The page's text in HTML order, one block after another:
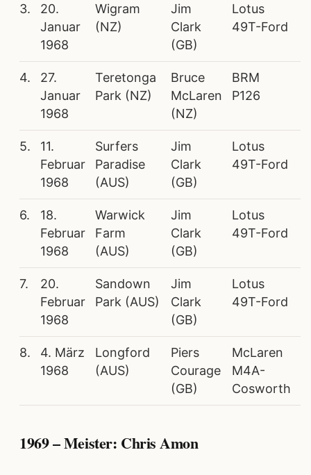
3.
20.
Januar
1968
Wigram
(NZ)
Jim
Clark
(GB)
Lotus
49T-Ford
4.
27.
Januar
1968
Teretonga
Park (NZ)
Bruce
McLaren
(NZ)
BRM
P126
5.
11.
Februar
1968
Surfers
Paradise
(AUS)
Jim
Clark
(GB)
Lotus
49T-Ford
6.
18.
Februar
1968
Warwick
Farm
(AUS)
Jim
Clark
(GB)
Lotus
49T-Ford
7.
20.
Februar
1968
Sandown
Park (AUS)
Jim
Clark
(GB)
Lotus
49T-Ford
8.
4. März
1968
Longford
(AUS)
Piers
Courage
(GB)
McLaren
M4A-
Cosworth
1969 – Meister: Chris Amon